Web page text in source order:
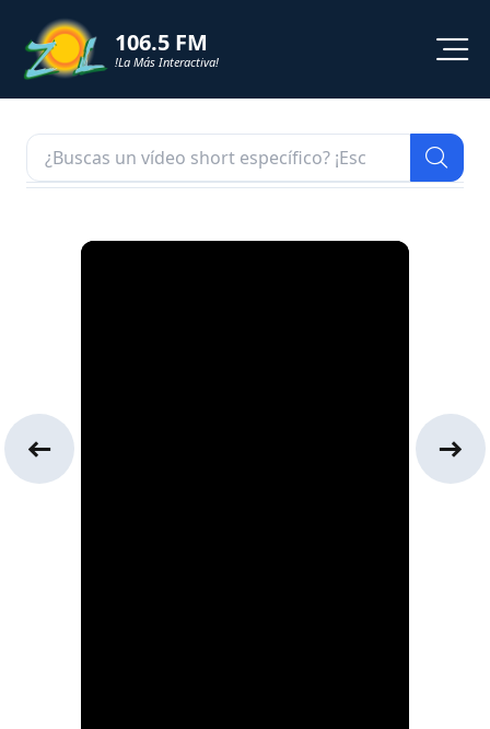
106.5 FM
!La Más Interactiva!
NOTICIAS
ZOL TV